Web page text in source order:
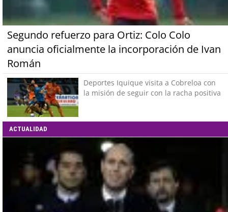
Segundo refuerzo para Ortiz: Colo Colo
anuncia oficialmente la incorporación de Ivan
Román
Deportes Iquique visita a Cobreloa con
la misión de seguir con la racha positiva
ACTUALIDAD